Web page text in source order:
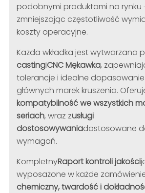
podobnymi produktami na
zmniejszając częstotliwość
koszty operacyjne.
Każda wkładka jest wytwarzana
castingICNC Mękawka,
tolerancje i idealne
głównych marek kruszenia.
kompatybilność we wszystkich
seriach, wraz zusługi
dostosowywaniadostosowane
wymagań.
KompletnyRaport kontroli jakości
wyposażone w każde
chemiczny, twardość i